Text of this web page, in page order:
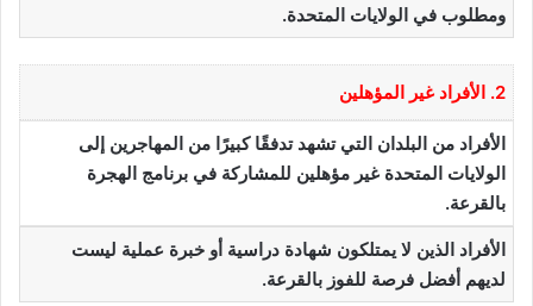
ومطلوب في الولايات المتحدة.
2. الأفراد غير المؤهلين
الأفراد من البلدان التي تشهد تدفقًا كبيرًا من المهاجرين إلى
الولايات المتحدة غير مؤهلين للمشاركة في برنامج الهجرة
بالقرعة.
الأفراد الذين لا يمتلكون شهادة دراسية أو خبرة عملية ليست
لديهم أفضل فرصة للفوز بالقرعة.